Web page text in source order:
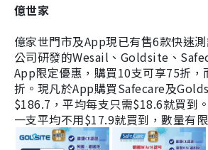
億世家
億家世門市及App現已有售6款快速
公司研發的Wesail、Goldsite、
App限定優惠，購買10支可享75折，
折。現凡於App購買Safecare及
$186.7，平均每支只需$18.6就買到
一支平均不用$17.9就買到，數量有